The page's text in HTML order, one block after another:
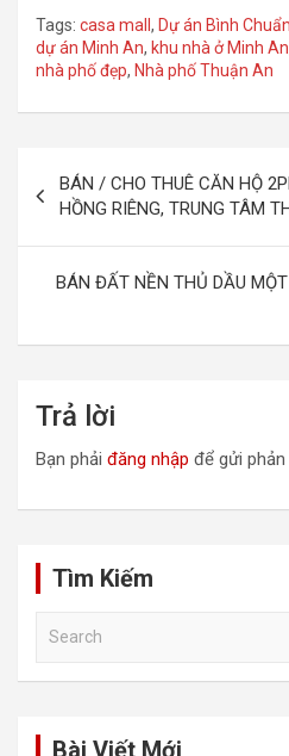
Tags: casa mall , Dự án Bình
dự án Minh An, khu nhà ở Minh An
nhà phố đẹp, Nhà phố Thuận An
ề
ư
b
BÁN / CHO THUÊ CĂN HỘ
HỒNG RIÊNG, TRUNG TÂM
BÁN ĐẤT NỀN THỦ DẦU
Trả lời
Bạn phải đăng nhập để gửi phản
Tìm Kiếm
Bài Viết Mới